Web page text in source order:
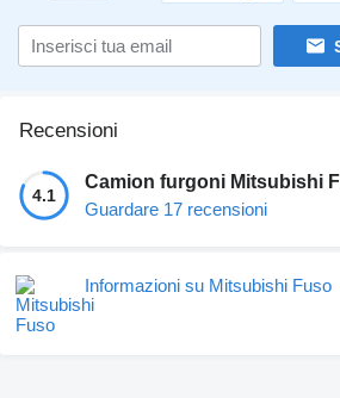
Recensioni
4.1
Camion furgoni Mitsubishi
Guardare 17 recensioni
Informazioni su Mitsubishi Fuso